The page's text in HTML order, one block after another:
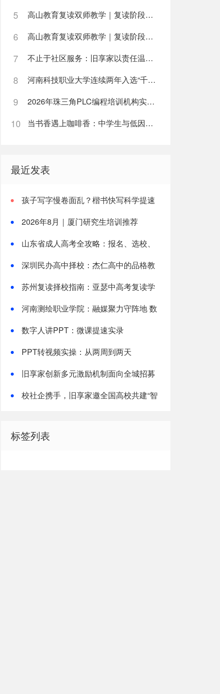
5 高山教育复读双师教学｜复读阶段如何高效利用学习时间
6 高山教育复读双师教学｜复读阶段如何高效利用每日学习时间
7 不止于社区服务：旧享家以责任温度筑牢民生底色
8 河南科技职业大学连续两年入选“千团万人推普强国行”全国重点团队
9 2026年珠三角PLC编程培训机构实战能力榜单
10 当书香遇上咖啡香：中学生与低因咖啡的健康邂逅
最近发表
孩子写字慢卷面乱？楷书快写科学提速
2026年8月｜厦门研究生培训推荐
山东省成人高考全攻略：报名、选校、
深圳民办高中择校：杰仁高中的品格教
苏州复读择校指南：亚瑟中高考复读学
河南测绘职业学院：融媒聚力守阵地 数
数字人讲PPT：微课提速实录
PPT转视频实操：从两周到两天
旧享家创新多元激励机制面向全城招募
校社企携手，旧享家邀全国高校共建“智
标签列表